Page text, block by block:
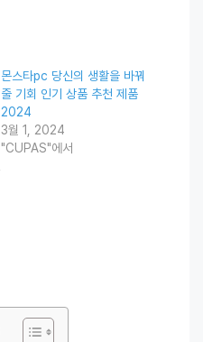
몬스타pc 당신의 생활을 바꿔
줄 기회 인기 상품 추천 제품
2024
3월 1, 2024
"CUPAS"에서